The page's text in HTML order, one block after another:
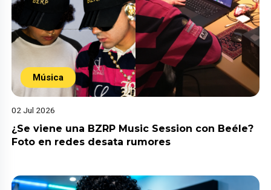
Música
02 Jul 2026
¿Se viene una BZRP Music Session con Beéle?
Foto en redes desata rumores